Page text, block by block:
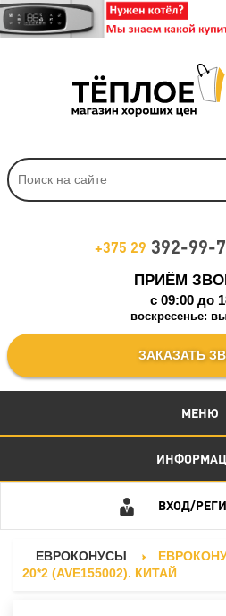
+375 29 392-99-
ПРИЁМ
c 09:00 до
воскресенье:
ЗАКАЗАТЬ
МЕНЮ
ВХОД/
ЕВРОКОНУСЫ
20*2 (AVE155002). КИТАЙ